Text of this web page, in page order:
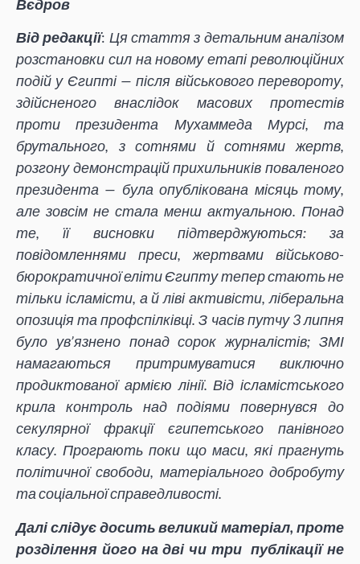
Вєдров
Від редакції: Ця стаття з детальним аналізом
розстановки сил на новому етапі революційних
подій у Єгипті — після військового перевороту,
здійсненого внаслідок масових протестів
проти президента Мухаммеда Мурсі, та
брутального, з сотнями й сотнями жертв,
розгону демонстрацій прихильників поваленого
президента — була опублікована місяць тому,
але зовсім не стала менш актуальною. Понад
те, її висновки підтверджуються: за
повідомленнями преси, жертвами військово-
бюрократичної еліти Єгипту тепер стають не
тільки ісламісти, а й ліві активісти, ліберальна
опозиція та профспілківці. З часів путчу 3 липня
було ув’язнено понад сорок журналістів; ЗМІ
намагаються притримуватися виключно
продиктованої армією лінії. Від ісламістського
крила контроль над подіями повернувся до
секулярної фракції єгипетського панівного
класу. Програють поки що маси, які прагнуть
політичної свободи, матеріального добробуту
та соціальної справедливості.
Далі слідує досить великий матеріал, проте
розділення його на дві чи три публікації не